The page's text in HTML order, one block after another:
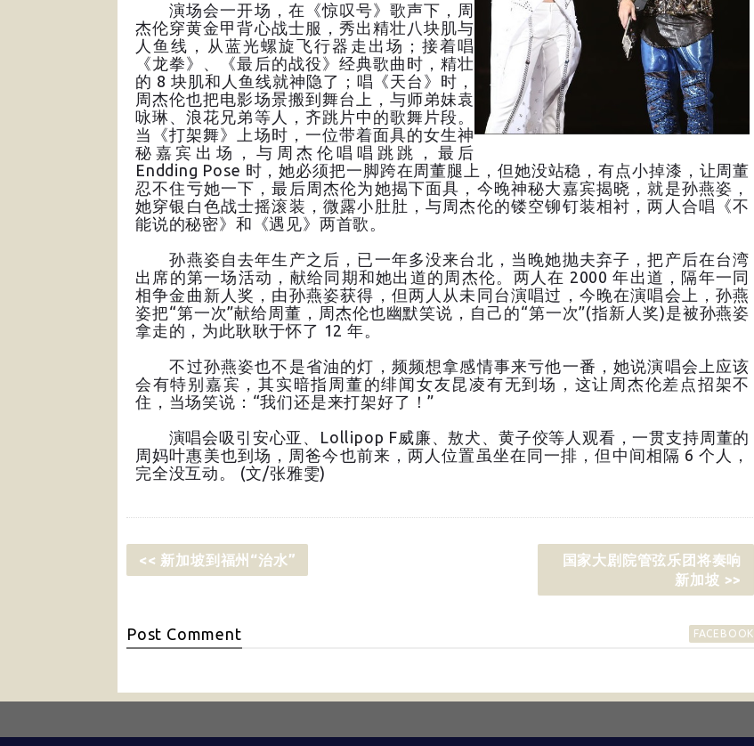
演场会一开场，在《惊叹号》歌声下，周
杰伦穿黄金甲背心战士服，秀出精壮八块肌与
人鱼线，从蓝光螺旋飞行器走出场；接着唱
《龙拳》、《最后的战役》经典歌曲时，精壮
的 8 块肌和人鱼线就神隐了；唱《天台》时，
周杰伦也把电影场景搬到舞台上，与师弟妹袁
咏琳、浪花兄弟等人，齐跳片中的歌舞片段。
当《打架舞》上场时，一位带着面具的女生神
秘嘉宾出场，与周杰伦唱唱跳跳，最后
Endding Pose 时，她必须把一脚跨在周董腿上，但她没站稳，有点小掉漆，让周董
忍不住亏她一下，最后周杰伦为她揭下面具，今晚神秘大嘉宾揭晓，就是孙燕姿，
她穿银白色战士摇滚装，微露小肚肚，与周杰伦的镂空铆钉装相衬，两人合唱《不
能说的秘密》和《遇见》两首歌。
孙燕姿自去年生产之后，已一年多没来台北，当晚她抛夫弃子，把产后在台湾
出席的第一场活动，献给同期和她出道的周杰伦。两人在 2000 年出道，隔年一同
相争金曲新人奖，由孙燕姿获得，但两人从未同台演唱过，今晚在演唱会上，孙燕
姿把“第一次”献给周董，周杰伦也幽默笑说，自己的“第一次”(指新人奖)是被孙燕姿
拿走的，为此耿耿于怀了 12 年。
不过孙燕姿也不是省油的灯，频频想拿感情事来亏他一番，她说演唱会上应该
会有特别嘉宾，其实暗指周董的绯闻女友昆凌有无到场，这让周杰伦差点招架不
住，当场笑说：“我们还是来打架好了！”
演唱会吸引安心亚、Lollipop F威廉、敖犬、黄子佼等人观看，一贯支持周董的
周妈叶惠美也到场，周爸今也前来，两人位置虽坐在同一排，但中间相隔 6 个人，
完全没互动。 (文/张雅雯)
<< 新加坡到福州“治水”
国家大剧院管弦乐团将奏响
新加坡 >>
Post Comment FACEBOOK